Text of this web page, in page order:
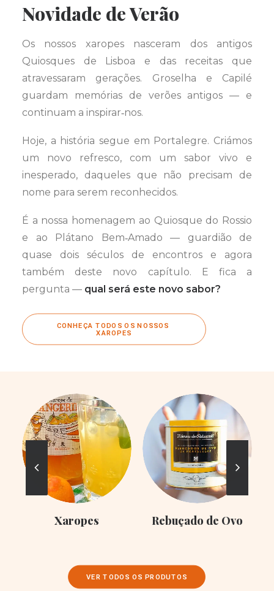
Novidade de Verão
Os nossos xaropes nasceram dos antigos
Quiosques de Lisboa e das receitas que
atravessaram gerações. Groselha e Capilé
guardam memórias de verões antigos — e
continuam a inspirar‑nos.
Hoje, a história segue em Portalegre. Criámos
um novo refresco, com um sabor vivo e
inesperado, daqueles que não precisam de
nome para serem reconhecidos.
É a nossa homenagem ao Quiosque do Rossio
e ao Plátano Bem‑Amado — guardião de
quase dois séculos de encontros e agora
também deste novo capítulo. E fica a
pergunta — qual será este novo sabor?
CONHEÇA TODOS OS NOSSOS
XAROPES
Xaropes Rebuçado de Ovo
VER TODOS OS PRODUTOS